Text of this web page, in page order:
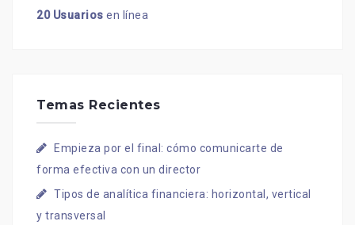
20 Usuarios en línea
Temas Recientes
Empieza por el final: cómo comunicarte de
forma efectiva con un director
Tipos de analítica financiera: horizontal, vertical
y transversal